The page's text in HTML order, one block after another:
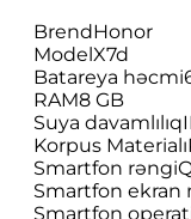
BrendHonor
ModelX7d
Batareya həcmi
RAM8 GB
Suya davamlılıq
Korpus Materialı
Smartfon rəngi
Smartfon ekran
Smartfon